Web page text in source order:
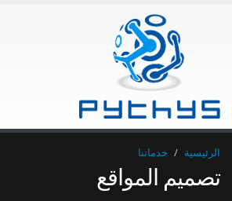
الرئيسية خدماتنا
تصميم المواقع